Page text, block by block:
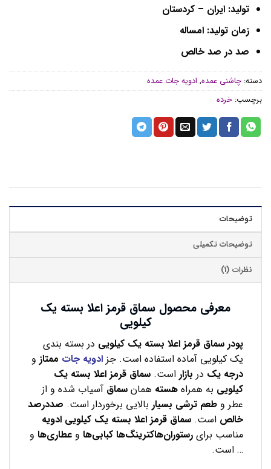
تولید: ایران – کردستان
زمان تولید: امساله
صد در صد خالص
دسته: چاشنی عمده, ادویه جات عمده
برچسب: خرده
توضیحات
توضیحات تکمیلی
نظرات (1)
معرفی محصول سماق قرمز اعلا بسته یک
کیلویی
پودر سماق قرمز اعلا بسته یک کیلویی در بسته بندی
یک کیلویی آماده استفاده است. جز ادویه جات ممتاز و
درجه یک در بازار است.
کیلویی به همراه هسته همان سماق آسیاب شده و از
عطر و طعم ترشی بسیار بالایی برخوردار است. صددرصد
خالص است. سماق قرمز اعلا بسته یک کیلویی ادویه
مناسب برای رستوران‌هاکترینگ‌ها کبابی‌ها و عطاری‌ها و
… است.